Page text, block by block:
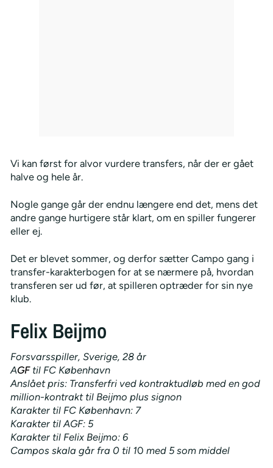
Vi kan først for alvor vurdere transfers, når der er gået
halve og hele år.
Nogle gange går der endnu længere end det, mens det
andre gange hurtigere står klart, om en spiller fungerer
eller ej.
Det er blevet sommer, og derfor sætter Campo gang i
transfer-karakterbogen for at se nærmere på, hvordan
transferen ser ud før, at spilleren optræder for sin nye
klub.
Felix Beijmo
Forsvarsspiller, Sverige, 28 år
AGF til FC København
Anslået pris: Transferfri ved kontraktudløb med en god
million-kontrakt til Beijmo plus signon
Karakter til FC København: 7
Karakter til AGF: 5
Karakter til Felix Beijmo: 6
Campos skala går fra 0 til 10 med 5 som middel